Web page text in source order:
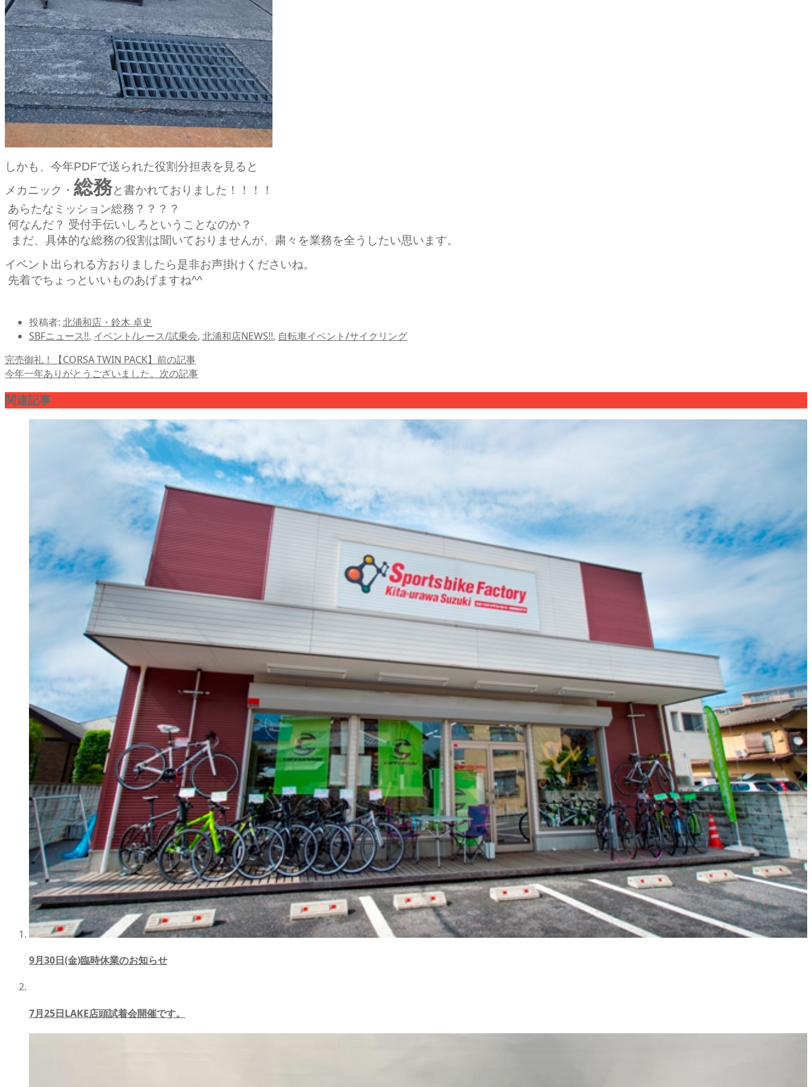
しかも、今年PDFで送られた役割分担表を見ると
メカニック・ 総務と書かれておりました！！！！
あらたなミッション総務？？？？
何なんだ？ 受付手伝いしろということなのか？
まだ、具体的な総務の役割は聞いておりませんが、粛々を業務を全うしたい思います。
イベント出られる方おりましたら是非お声掛けくださいね。
先着でちょっといいものあげますね^^
投稿者: 北浦和店・鈴木 卓史
SBFニュース!!, イベント/レース/試乗会, 北浦和店NEWS!!, 自転車イベント/サイクリング
完売御礼！【CORSA TWIN PACK】 前の記事
今年一年ありがとうございました。 次の記事
関連記事
9月30日(金)臨時休業のお知らせ
7月25日LAKE店頭試着会開催です。